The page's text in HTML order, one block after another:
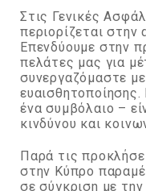
Στις Γενικές
περιορίζεται
Επενδύουμε στην
πελάτες μας για
συνεργαζόμαστε
ένα συμβόλαιο –
κινδύνου και
Παρά τις
στην Κύπρο
σε σύγκριση με